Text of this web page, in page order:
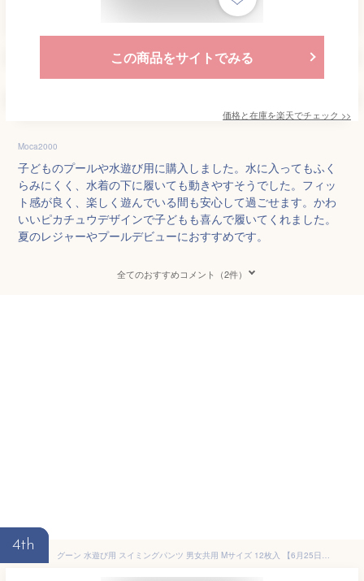
この商品をサイトでみる
価格と在庫を楽天でチェック >>
Moca2000
子どものプールや水遊び用に購入しました。水に入ってもふく
らみにくく、水着の下に履いても動きやすそうでした。フィッ
ト感が良く、楽しく遊んでいる間も安心して過ごせます。かわ
いいピカチュウデザインで子どもも喜んで履いてくれました。
夏のレジャーやプールデビューにおすすめです。
全てのおすすめコメント（2件）
4th
グーン 水遊び用 スイミングパンツ 男女共用 Mサイズ 12枚入 【6月25日までの特価】